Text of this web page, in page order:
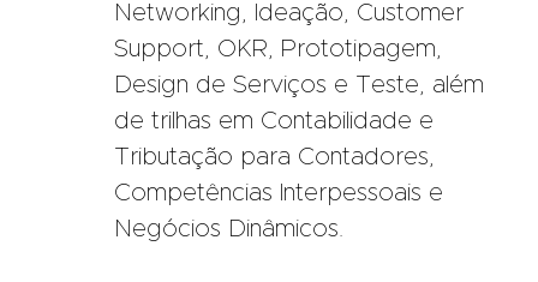
Networking, Ideação, Customer
Support, OKR, Prototipagem,
Design de Serviços e Teste, além
de trilhas em Contabilidade e
Tributação para Contadores,
Competências Interpessoais e
Negócios Dinâmicos.